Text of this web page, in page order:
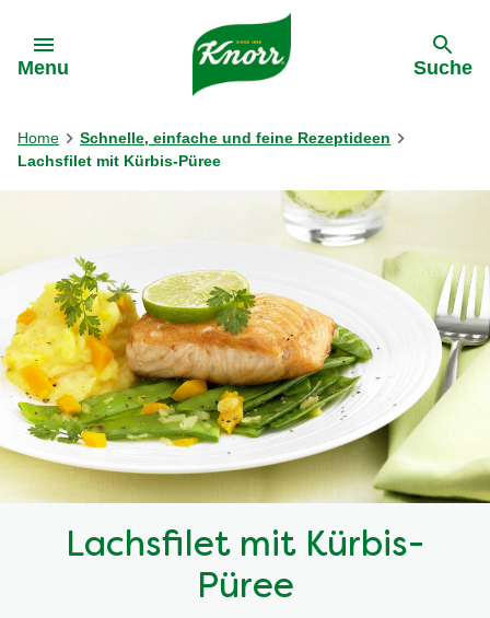
Menu Suche
Home
Schnelle, einfache und feine Rezeptideen
Lachsfilet mit Kürbis-Püree
Lachsfilet mit Kürbis-
Püree